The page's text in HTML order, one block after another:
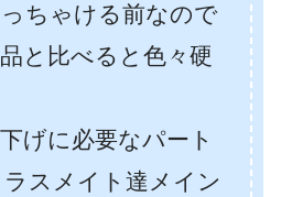
ちゃける前なので
と比べると色々硬
げに必要なパート
スメイト達メイン